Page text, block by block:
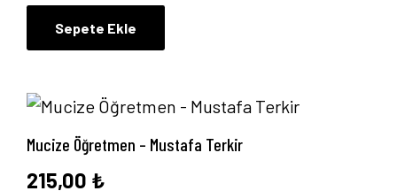
Sepete Ekle
Mucize Öğretmen – Mustafa Terkir
215,00 ₺